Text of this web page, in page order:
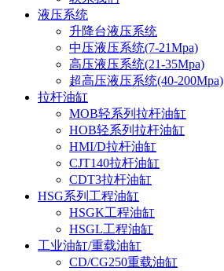
液压系统
升降台液压系统
中压液压系统(7-21Mpa)
高压液压系统(21-35Mpa)
超高压液压系统(40-200Mpa)
拉杆油缸
MOB轻系列拉杆油缸
HOB轻系列拉杆油缸
HMI/D拉杆油缸
CJT140拉杆油缸
CDT3拉杆油缸
HSG系列工程油缸
HSGK工程油缸
HSGL工程油缸
工业油缸/重载油缸
CD/CG250重载油缸